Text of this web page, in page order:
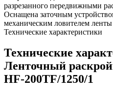
разрезанного передвижными
Оснащена заточным
механическим ловителем
Технические характеристики
Технические
Ленточный
HF-200TF/1250/1